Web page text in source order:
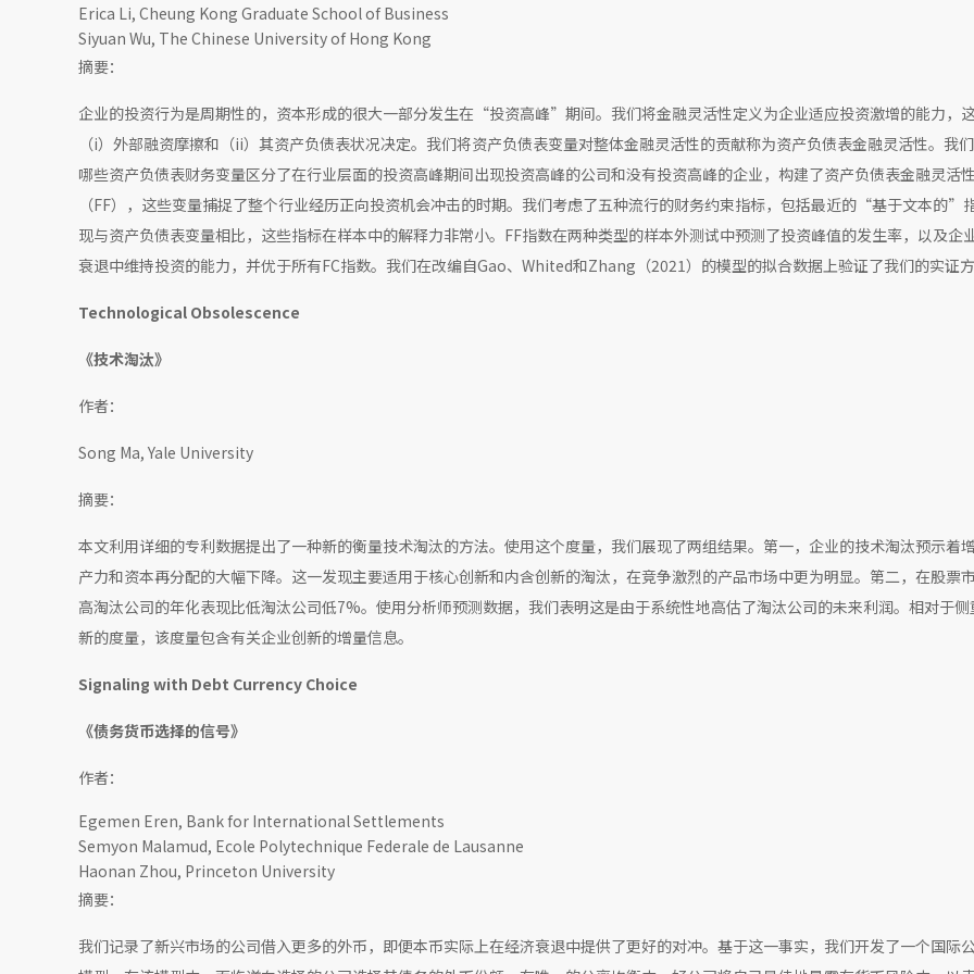
Erica Li, Cheung Kong Graduate School of Business
Siyuan Wu, The Chinese University of Hong Kong
摘要：
企业的投资行为是周期性的，资本形成的很大一部分发生在“投资高峰”期间。我们将金融灵活性定义为企业适应投资激增的能力，
（i）外部融资摩擦和（ii）其资产负债表状况决定。我们将资产负债表变量对整体金融灵活性的贡献称为资产负债表金融灵活性。我
哪些资产负债表财务变量区分了在行业层面的投资高峰期间出现投资高峰的公司和没有投资高峰的企业，构建了资产负债表金融灵活
（FF），这些变量捕捉了整个行业经历正向投资机会冲击的时期。我们考虑了五种流行的财务约束指标，包括最近的“基于文本的”
现与资产负债表变量相比，这些指标在样本中的解释力非常小。FF指数在两种类型的样本外测试中预测了投资峰值的发生率，以及企
衰退中维持投资的能力，并优于所有FC指数。我们在改编自Gao、Whited和Zhang（2021）的模型的拟合数据上验证了我们的实证
Technological Obsolescence
《技术淘汰》
作者：
Song Ma, Yale University
摘要：
本文利用详细的专利数据提出了一种新的衡量技术淘汰的方法。使用这个度量，我们展现了两组结果。第一，企业的技术淘汰预示着
产力和资本再分配的大幅下降。这一发现主要适用于核心创新和内含创新的淘汰，在竞争激烈的产品市场中更为明显。第二，在股票
高淘汰公司的年化表现比低淘汰公司低7%。使用分析师预测数据，我们表明这是由于系统性地高估了淘汰公司的未来利润。相对于
新的度量，该度量包含有关企业创新的增量信息。
Signaling with Debt Currency Choice
《债务货币选择的信号》
作者：
Egemen Eren, Bank for International Settlements
Semyon Malamud, Ecole Polytechnique Federale de Lausanne
Haonan Zhou, Princeton University
摘要：
我们记录了新兴市场的公司借入更多的外币，即便本币实际上在经济衰退中提供了更好的对冲。基于这一事实，我们开发了一个国际